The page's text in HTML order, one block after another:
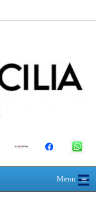
Menu≡
☰